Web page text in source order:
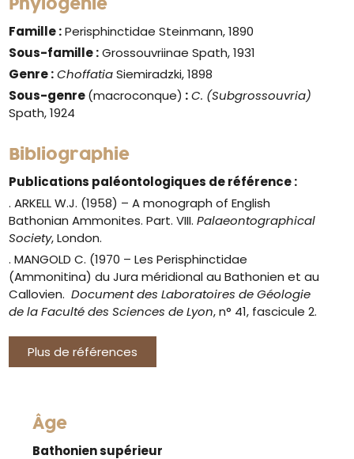
Famille :Perisphinctidae Steinmann, 1890
Sous-famille :Grossouvriinae Spath, 1931
Genre: ChoffatiaSiemiradzki, 1898
Sous-genre(macroconque) :C. (Subgrossouvria)
Spath, 1924
Bibliographie
Publications paléontologiques de référence :
. ARKELL W.J. (1958) – A monograph of English
Bathonian Ammonites. Part. VIII.Palaeontographical
Society, London.
. MANGOLD C. (1970 – Les Perisphinctidae
(Ammonitina) du Jura méridional au Bathonien et au
Callovien.Document des Laboratoires de Géologie
de la Faculté des Sciences de Lyon, n° 41, fascicule 2.
Plus de références
Âge
Bathonien supérieur